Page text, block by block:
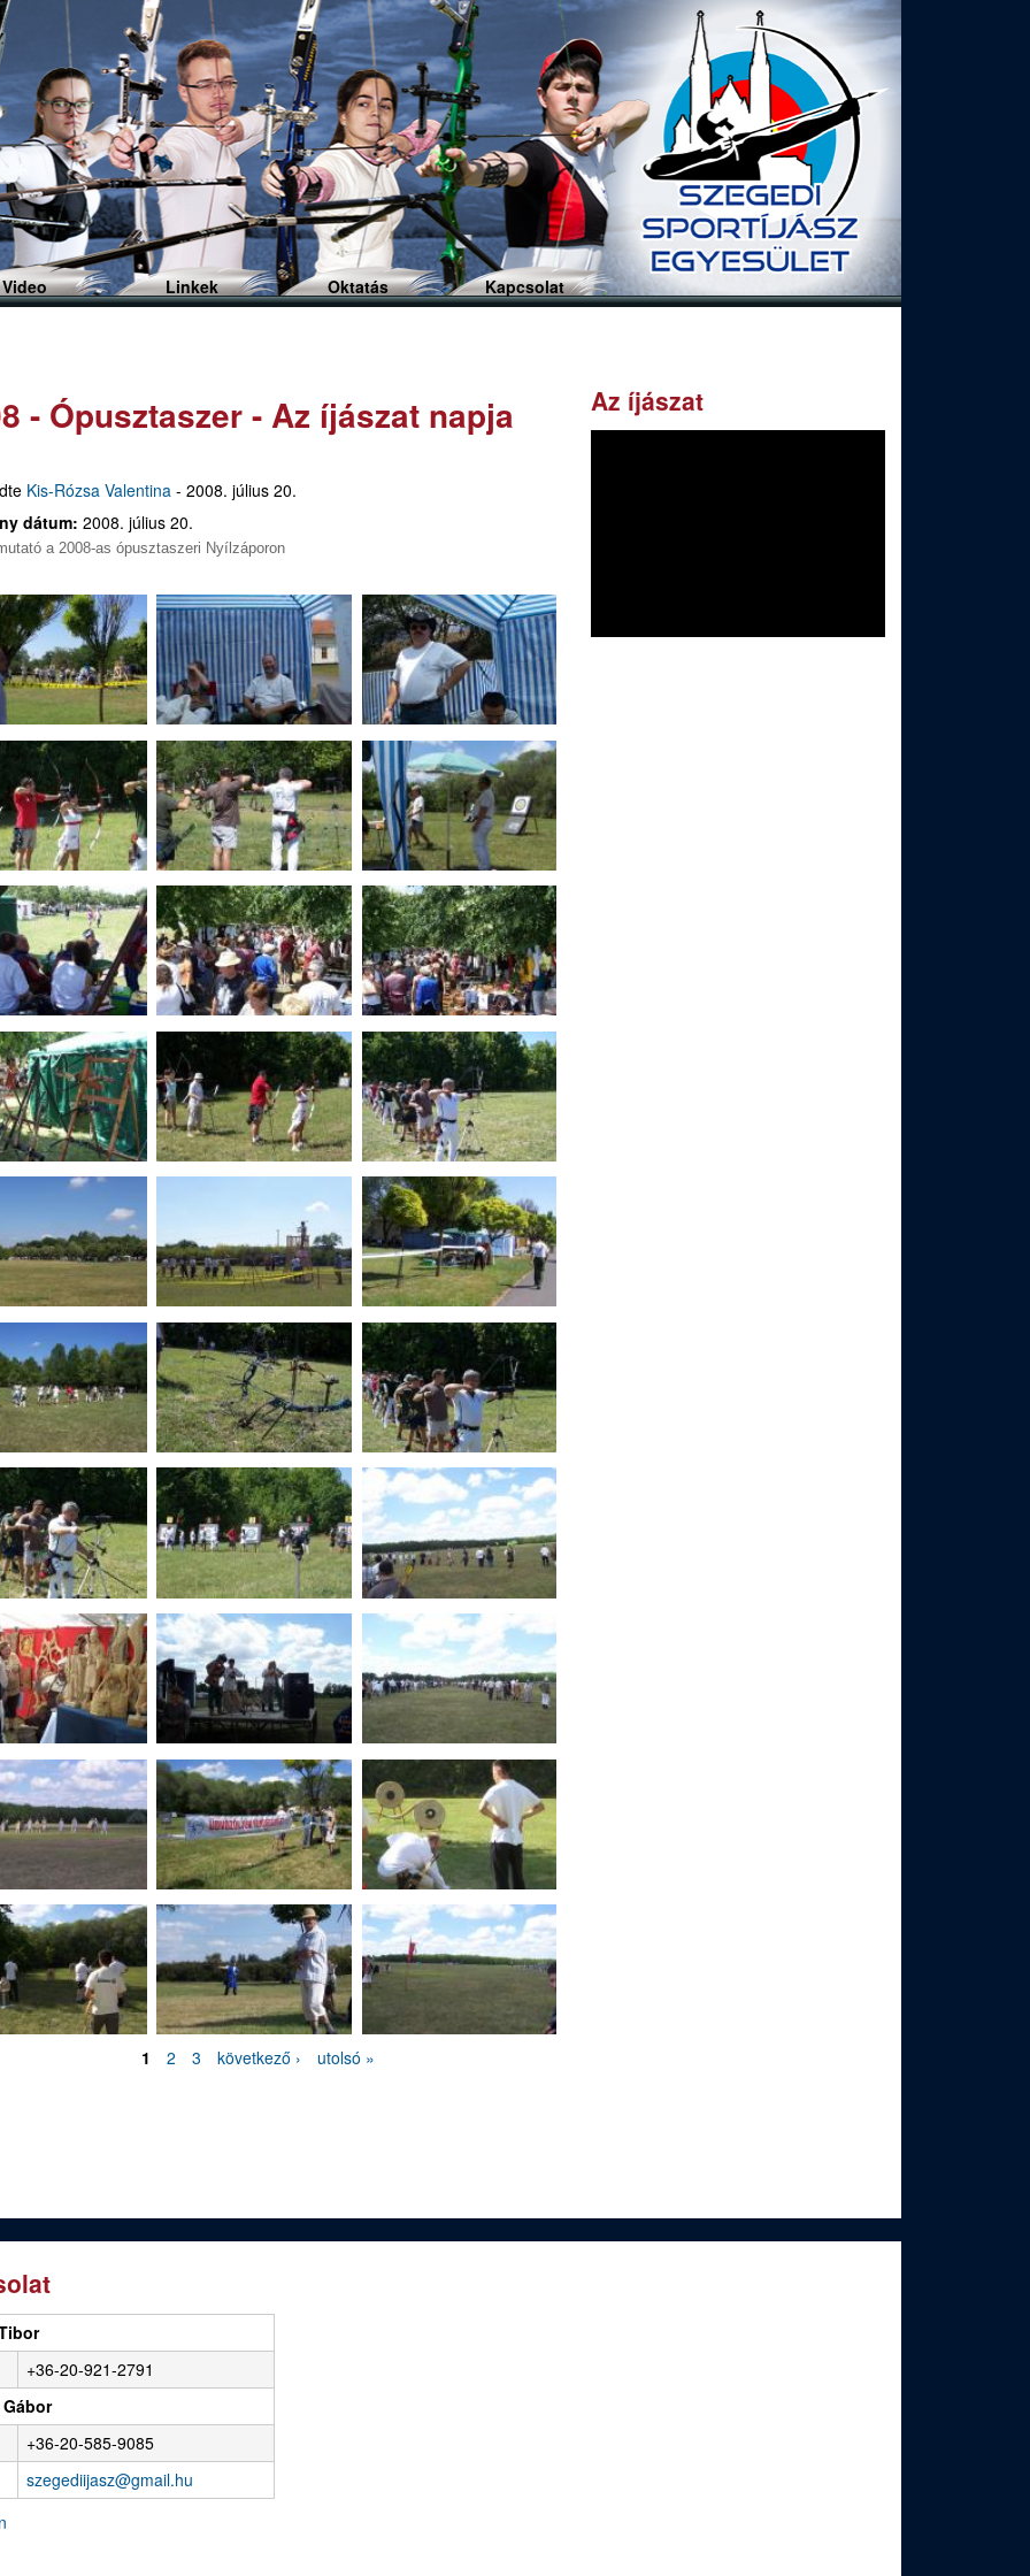
Ugrás
a
tartalomra
Video Linkek Oktatás Kapcsolat
- Ópusztaszer - Az íjászat napja
Kis-Rózsa Valentina - 2008. július 20.
dátum: 2008. július 20.
a 2008-as ópusztaszeri Nyílzáporon
1 2 3 következő › utolsó »
Az íjászat
+36-20-921-2791
+36-20-585-9085
szegediijasz@gmail.hu